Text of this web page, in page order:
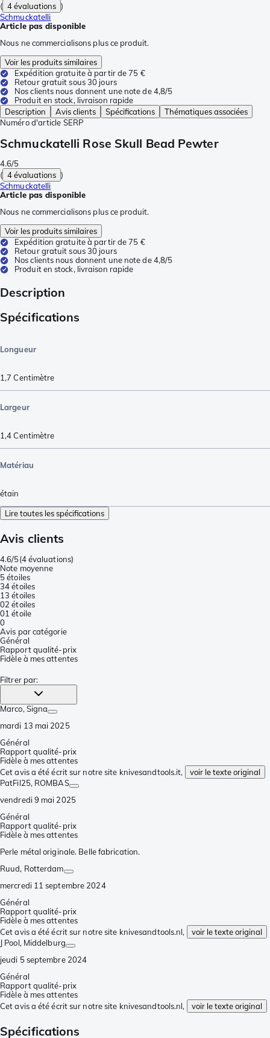
( 4 évaluations )
Schmuckatelli
Article pas disponible
Nous ne commercialisons plus ce produit.
Voir les produits similaires
Expédition gratuite à partir de 75 €
Retour gratuit sous 30 jours
Nos clients nous donnent une note de 4,8/5
Produit en stock, livraison rapide
Description
Avis clients Spécifications
Thématiques associées
Numéro d'article SERP
Schmuckatelli Rose Skull Bead Pewter
4.6/5
( 4 évaluations )
Schmuckatelli
Article pas disponible
Nous ne commercialisons plus ce produit.
Voir les produits similaires
Expédition gratuite à partir de 75 €
Retour gratuit sous 30 jours
Nos clients nous donnent une note de 4,8/5
Produit en stock, livraison rapide
Description
Spécifications
Longueur
1,7 Centimètre
Largeur
1,4Centimètre
Matériau
étain
Lire toutes les spécifications
Avis clients
4.6/5(4 évaluations)
Note moyenne
5 étoiles
34 étoiles
13 étoiles
02 étoiles
01 étoile
0
Avis par catégorie
Général
Rapport qualité-prix
Fidèle à mes attentes
Filtrer par:
Marco, Signa
mardi 13 mai 2025
Général
Rapport qualité-prix
Fidèle à mes attentes
Cet avis a été écrit sur notre site knivesandtools.it,
voir le texte original
PatFil25, ROMBAS
vendredi 9 mai 2025
Général
Rapport qualité-prix
Fidèle à mes attentes
Perle métal originale. Belle fabrication.
Ruud, Rotterdam
mercredi 11 septembre 2024
Général
Rapport qualité-prix
Fidèle à mes attentes
Cet avis a été écrit sur notre site knivesandtools.nl,
voir le texte original
J Pool, Middelburg
jeudi 5 septembre 2024
Général
Rapport qualité-prix
Fidèle à mes attentes
Cet avis a été écrit sur notre site knivesandtools.nl,
voir le texte original
Spécifications